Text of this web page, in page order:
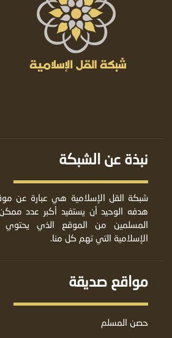
نبذة عن الشبكة
شبكة القل الإسلامية هي عبارة عن
هدفه الوحيد أن يستفيد أكبر عدد
المسلمين من الموقع الذي يحتوي
الإسلامية التي تهم كل منا.
مواقع صديقة
حصن المسلم